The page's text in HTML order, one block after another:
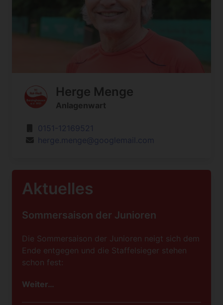
Herge Menge
Anlagenwart
0151-12169521
herge.menge@googlemail.com
Aktuelles
Sommersaison der Junioren
Die Sommersaison der Junioren neigt sich dem
Ende entgegen und die Staffelsieger stehen
schon fest:
Weiter…